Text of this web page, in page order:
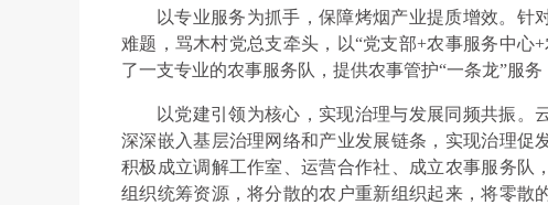
以专业服务为抓手，保障烤烟产业提质增效。
难题，骂木村党总支牵头，以“党支部+农事服务中心
了一支专业的农事服务队，提供农事管护“一条龙”服务
以党建引领为核心，实现治理与发展同频共振。
深深嵌入基层治理网络和产业发展链条，实现治理促
积极成立调解工作室、运营合作社、成立农事服务队
组织统筹资源，将分散的农户重新组织起来，将零散